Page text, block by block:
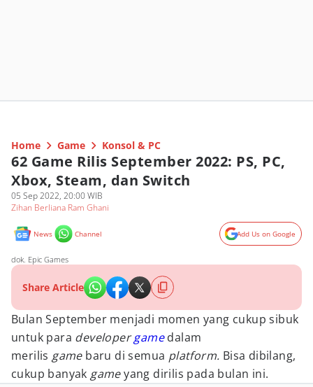
Home Game Konsol & PC
62 Game Rilis September 2022: PS, PC,
Xbox, Steam, dan Switch
05 Sep 2022, 20:00 WIB
Zihan Berliana Ram Ghani
News Channel Add Us on Google
dok. Epic Games
Share Article
Bulan September menjadi momen yang cukup sibuk
untuk para developergame dalam
merilis game baru di semua platform. Bisa dibilang,
cukup banyak gameyang dirilis pada bulan ini.